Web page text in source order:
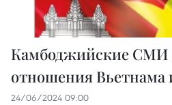
Камбоджийские СМИ
отношения
24/06/2024 09:00